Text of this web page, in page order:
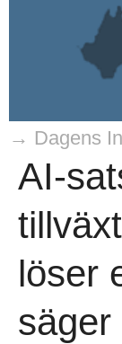
→ Dagens
AI-
löser
säger